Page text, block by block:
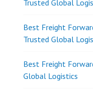
Trusted Global
Best Freight
Trusted Global
Best Freight
Global Logistics